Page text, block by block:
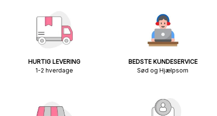
HURTIG LEVERING
1-2 hverdage
BEDSTE KUNDESERVICE
Sød og Hjælpsom